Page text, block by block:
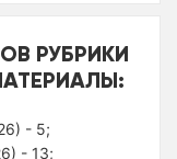
РУБРИКИ
- 5;
- 13;